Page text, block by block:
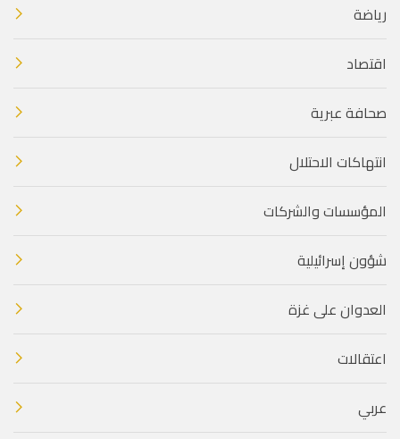
رياضة
اقتصاد
صحافة عبرية
انتهاكات الاحتلال
المؤسسات والشركات
شؤون إسرائيلية
العدوان على غزة
اعتقالات
عربي